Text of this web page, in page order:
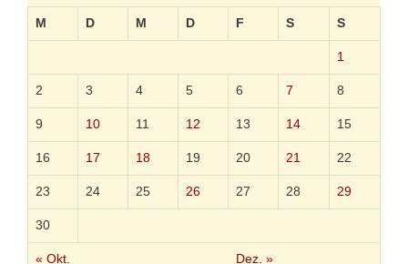
M D M D F S S
« Okt. Dez. »
1
2 3 4 5 6 7 8
9 10 11 12 13 14 15
16 17 18 19 20 21 22
23 24 25 26 27 28 29
30